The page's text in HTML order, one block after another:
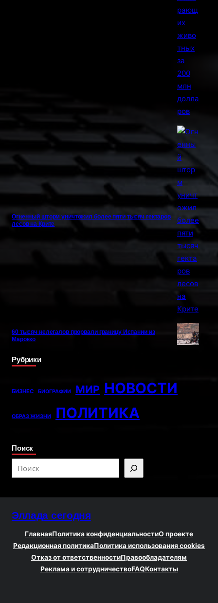
Огненный шторм уничтожил более пяти тысяч гектаров
лесов на Крите
60 тысяч нелегалов прорвали границу Испании из
Марокко
Рубрики
БИЗНЕС БИОГРАФИИ МИР НОВОСТИ
ОБРАЗ ЖИЗНИ ПОЛИТИКА
Поиск
e
c
Эллада сегодня
ГлавнаяПолитика конфиденциальностиО проекте
Редакционная политикаПолитика использования cookies
Отказ от ответственностиПравообладателям
Реклама и сотрудничествоFAQКонтакты